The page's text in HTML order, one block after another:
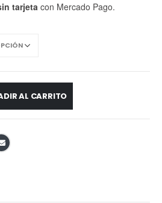
tarjeta con Mercado Pago.
AL CARRITO